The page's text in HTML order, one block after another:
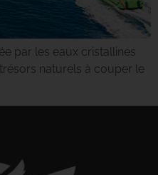
par les eaux cristallines
naturels à couper le